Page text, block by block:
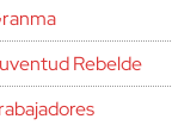
Rebelde